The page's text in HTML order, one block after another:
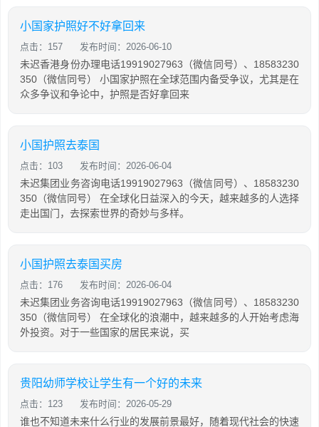
小国家护照好不好拿回来
点击：157 发布时间：2026-06-10
未迟香港身份办理电话19919027963（微信同号）、18583230
350（微信同号） 小国家护照在全球范围内备受争议，尤其是在
众多争议和争论中，护照是否好拿回来
小国护照去泰国
点击：103 发布时间：2026-06-04
未迟集团业务咨询电话19919027963（微信同号）、18583230
350（微信同号） 在全球化日益深入的今天，越来越多的人选择
走出国门，去探索世界的奇妙与多样。
小国护照去泰国买房
点击：176 发布时间：2026-06-04
未迟集团业务咨询电话19919027963（微信同号）、18583230
350（微信同号） 在全球化的浪潮中，越来越多的人开始考虑海
外投资。对于一些国家的居民来说，买
贵阳幼师学校让学生有一个好的未来
点击：123 发布时间：2026-05-29
谁也不知道未来什么行业的发展前景最好，随着现代社会的快速